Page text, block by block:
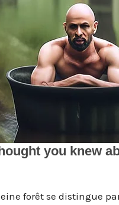
forêt se distingue